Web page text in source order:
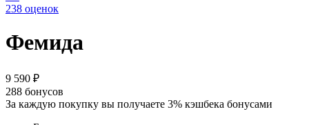
238 оценок
Фемида
9 590 ₽
288 бонусов
За каждую покупку вы получаете 3% кэшбека бонусами